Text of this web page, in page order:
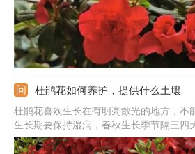
杜鹃花如何养护，提供什么土壤
杜鹃花喜欢生长在有明亮散光的地方，不
生长期要保持湿润，春秋生长季节隔三四
水。根据生长所需勤施薄肥，千万不能施